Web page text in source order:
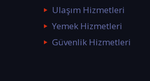
Ulaşım Hizmetleri
Yemek Hizmetleri
Güvenlik Hizmetleri